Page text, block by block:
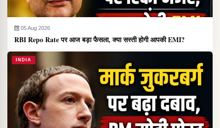
05 Aug 2026
RBI Repo Rate पर आज बड़ा फैसला, क्या सस्ती होगी आपकी EMI?
INDIA